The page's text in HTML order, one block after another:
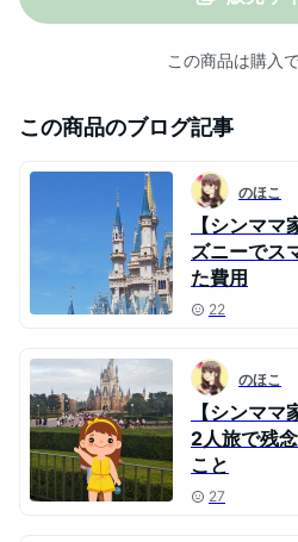
この商品は購入
この商品のブログ記事
のほこ
【シンマ
ズニーでス
た費用
22
のほこ
【シンマ
2人旅で残
こと
27